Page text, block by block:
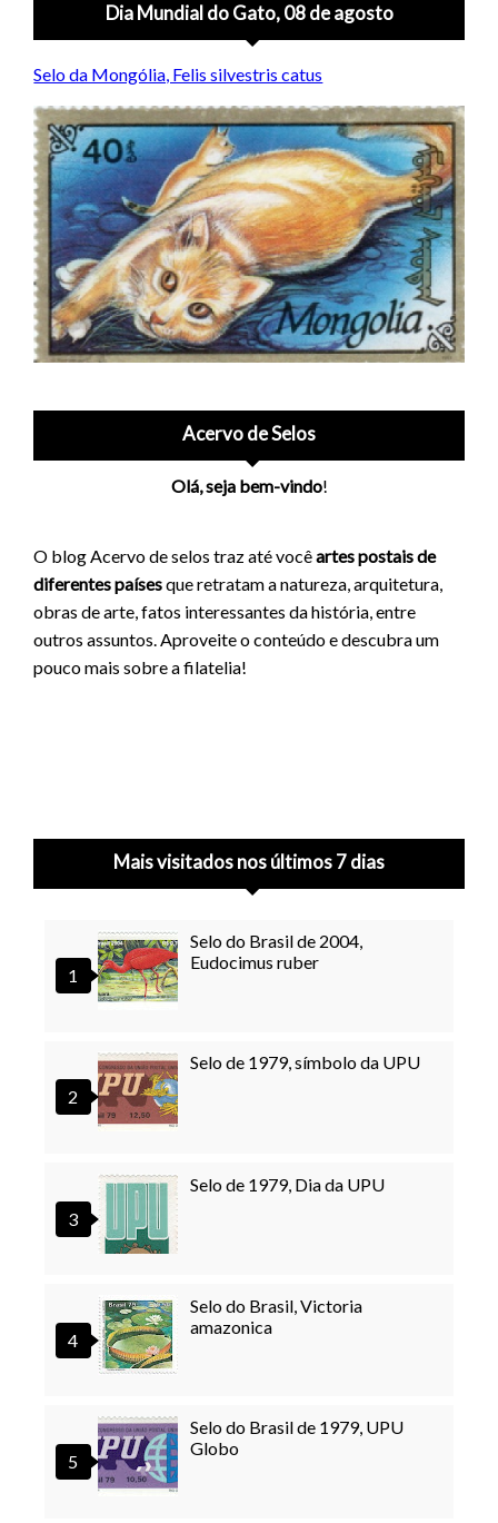
Dia Mundial do Gato, 08 de agosto
Selo da Mongólia, Felis silvestris catus
Acervo de Selos
Olá, seja bem-vindo!
O blog Acervo de selos traz até vocêartes postais de
diferentes paísesque retratam a natureza, arquitetura,
obras de arte, fatos interessantes da história, entre
outros assuntos. Aproveite o conteúdo e descubra um
pouco mais sobre a filatelia!
Mais visitados nos últimos 7 dias
Selo do Brasil de 2004,
Eudocimus ruber
Selo de 1979, símbolo da UPU
Selo de 1979, Dia da UPU
Selo do Brasil, Victoria
amazonica
Selo do Brasil de 1979, UPU
Globo